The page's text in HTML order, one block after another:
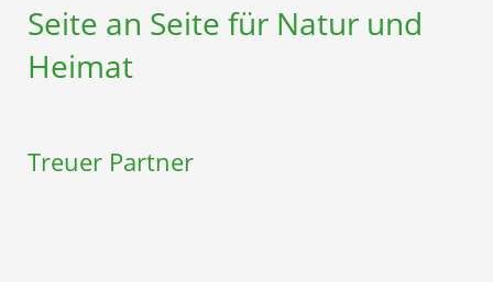
Seite an Seite für Natur und
Heimat
Treuer Partner